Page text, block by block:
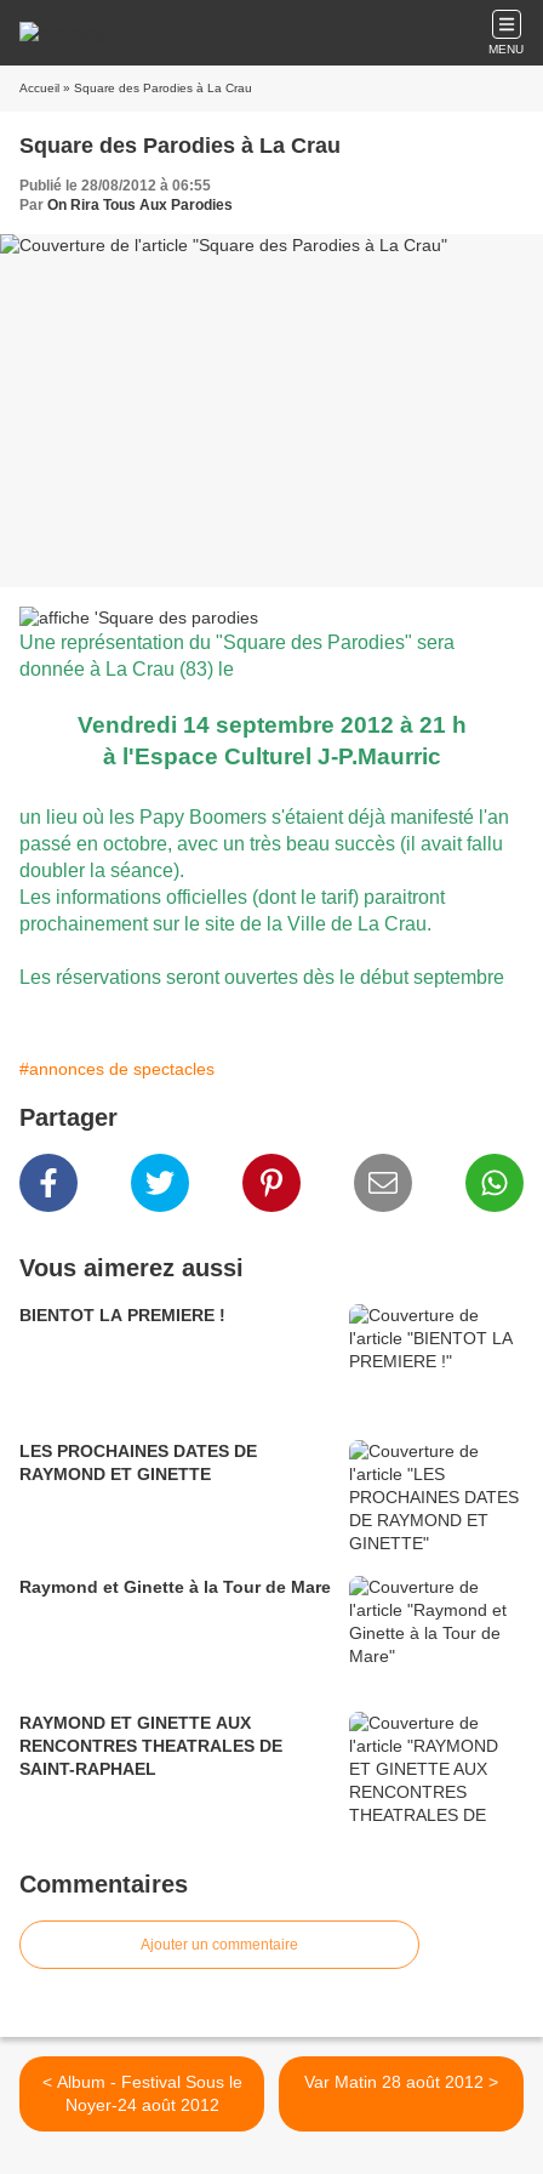
MENU
Accueil » Square des Parodies à La Crau
Square des Parodies à La Crau
Publié le 28/08/2012 à 06:55
Par On Rira Tous Aux Parodies
Une représentation du "Square des Parodies" sera
donnée à La Crau (83) le
Vendredi 14 septembre 2012 à 21 h
à l'Espace Culturel J-P.Maurric
un lieu où les Papy Boomers s'étaient déjà manifesté l'an
passé en octobre, avec un très beau succès (il avait fallu
doubler la séance).
Les informations officielles (dont le tarif) paraitront
prochainement sur le site de la Ville de La Crau.
Les réservations seront ouvertes dès le début septembre
#annonces de spectacles
Partager
Vous aimerez aussi
BIENTOT LA PREMIERE !
LES PROCHAINES DATES DE
RAYMOND ET GINETTE
Raymond et Ginette à la Tour de Mare
RAYMOND ET GINETTE AUX
RENCONTRES THEATRALES DE
SAINT-RAPHAEL
Commentaires
Ajouter un commentaire
< Album - Festival Sous le
Noyer-24 août 2012
Var Matin 28 août 2012 >